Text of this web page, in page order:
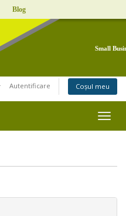
Blog
Small
Autentificare Coșul meu